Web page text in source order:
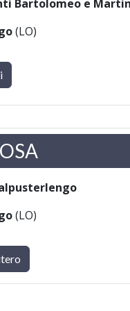
Bartolomeo e
(LO)
(LO)